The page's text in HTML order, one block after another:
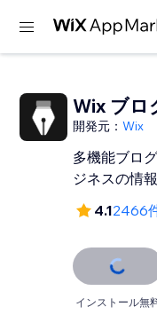
Wix ブロ
開発元：Wix
多機能ブロ
ジネスの情
4.12466
インストール無